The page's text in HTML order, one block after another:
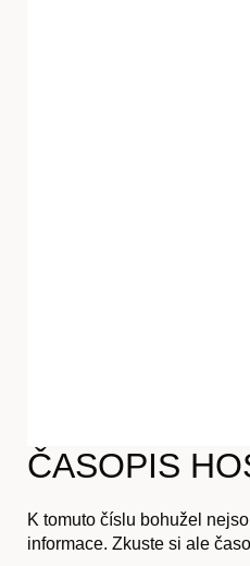
ČASOPIS
K tomuto číslu bohužel
informace. Zkuste si ale